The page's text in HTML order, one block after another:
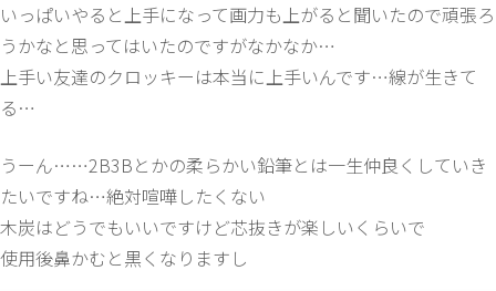
いっぱいやると上手になって画力も上がると聞いたので頑張ろ
うかなと思ってはいたのですがなかなか…
上手い友達のクロッキーは本当に上手いんです…線が生きて
る…
うーん……2B3Bとかの柔らかい鉛筆とは一生仲良くしていき
たいですね…絶対喧嘩したくない
木炭はどうでもいいですけど芯抜きが楽しいくらいで
使用後鼻かむと黒くなりますし